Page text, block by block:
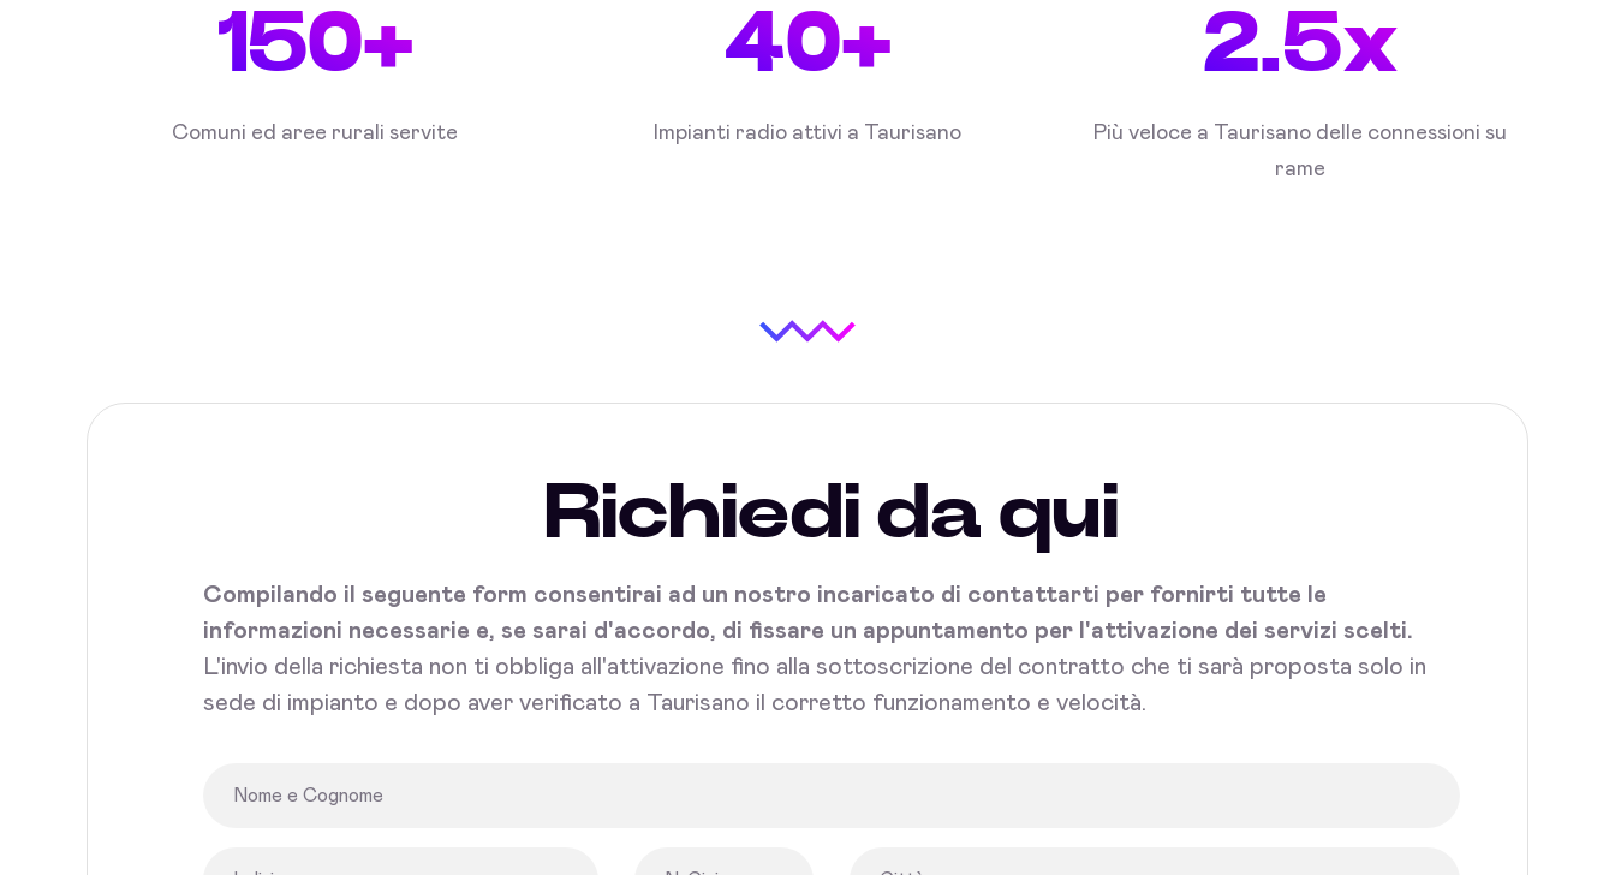
150+
Comuni ed aree rurali servite
40+
Impianti radio attivi a Taurisano
2.5x
Più veloce a Taurisano delle connessioni su
rame
Richiedi da qui
Compilando il seguente form consentirai ad un nostro incaricato di contattarti per fornirti tutte le
informazioni necessarie e, se sarai d'accordo, di fissare un appuntamento per l'attivazione dei servizi scelti.
L'invio della richiesta non ti obbliga all'attivazione fino alla sottoscrizione del contratto che ti sarà proposta solo in
sede di impianto e dopo aver verificato a Taurisano il corretto funzionamento e velocità.